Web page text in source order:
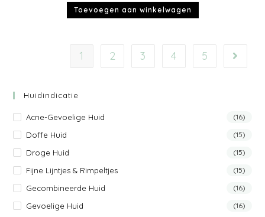
Toevoegen aan winkelwagen
1 2 3 4 5
Huidindicatie
Acne-Gevoelige Huid (16)
Doffe Huid (15)
Droge Huid (15)
Fijne Lijntjes & Rimpeltjes (15)
Gecombineerde Huid (16)
Gevoelige Huid (16)